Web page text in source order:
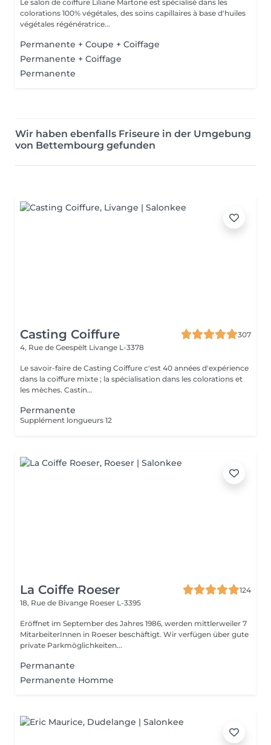
Le salon de coiffure Liliane Martone est spécialisé dans les
colorations 100% végétales, des soins capillaires à base d'huiles
végétales régénératrice...
Permanente + Coupe + Coiffage
Permanente + Coiffage
Permanente
Wir haben ebenfalls Friseure in der Umgebung
von Bettembourg gefunden
Casting Coiffure
307
4, Rue de Geespëlt Livange L-3378
Le savoir-faire de Casting Coiffure c'est 40 années d'expérience
dans la coiffure mixte ; la spécialisation dans les colorations et
les mèches. Castin...
Permanente
Supplément longueurs 12
La Coiffe Roeser
124
18, Rue de Bivange Roeser L-3395
Eröffnet im September des Jahres 1986, werden mittlerweiler 7
MitarbeiterInnen in Roeser beschäftigt. Wir verfügen über gute
private Parkmöglichkeiten...
Permanante
Permanente Homme